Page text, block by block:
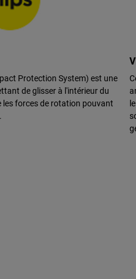
Protection System) est une
de glisser à l'intérieur du
les forces de rotation pouvant